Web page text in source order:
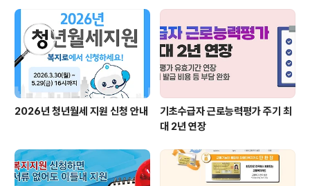
2026년 청년월세 지원 신청 안내
기초수급자 근로능력평가 주기 최
대 2년 연장